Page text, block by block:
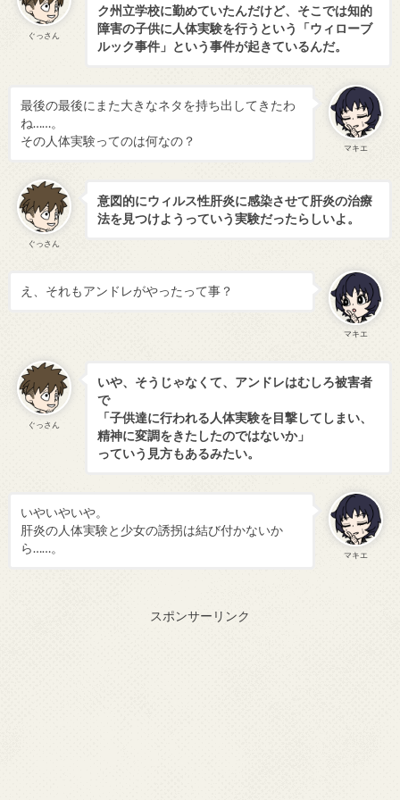
ぐっさん
ク州立学校に勤めていたんだけど、そこでは知的
障害の子供に人体実験を行うという「ウィローブ
ルック事件」という事件が起きているんだ。
マキエ
最後の最後にまた大きなネタを持ち出してきたわ
ね……。
その人体実験ってのは何なの？
ぐっさん
意図的にウィルス性肝炎に感染させて肝炎の治療
法を見つけようっていう実験だったらしいよ。
マキエ
え、それもアンドレがやったって事？
ぐっさん
いや、そうじゃなくて、アンドレはむしろ被害者
で
「子供達に行われる人体実験を目撃してしまい、
精神に変調をきたしたのではないか」
っていう見方もあるみたい。
マキエ
いやいやいや。
肝炎の人体実験と少女の誘拐は結び付かないか
ら……。
スポンサーリンク